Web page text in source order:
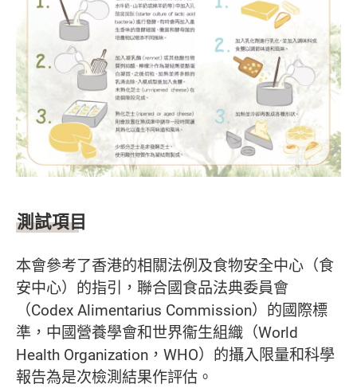
測試項目
本會參考了香港的相關法例及食物安全中心（食
安中心）的指引，聯合國食品法典委員會
（Codex Alimentarius Commission）的國際標
準，中國營養學會和世界衞生組織（World
Health Organization，WHO）的攝入限量和科學
報告為是次檢測結果作評估。